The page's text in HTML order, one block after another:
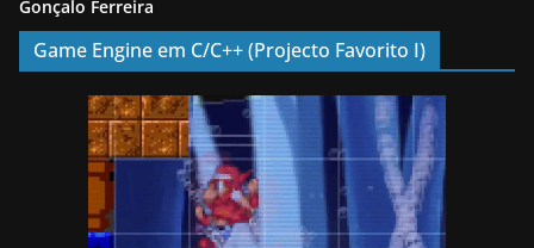
Gonçalo Ferreira
Game Engine em C/C++ (Projecto Favorito I)